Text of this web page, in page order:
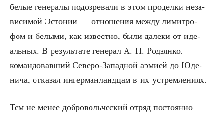
белые гене­ра­лы подо­зре­ва­ли в этом про­дел­ки неза­
ви­си­мой Эсто­нии — отно­ше­ния меж­ду лимит­ро­
фом и белы­ми, как извест­но, были дале­ки от иде­
аль­ных. В резуль­та­те гене­рал А. П. Родзян­ко,
коман­до­вав­ший Севе­ро-Запад­ной арми­ей до Юде­
ни­ча, отка­зал ингер­ман­ланд­цам в их устремлениях.
Тем не менее доб­ро­воль­че­ский отряд посто­ян­но